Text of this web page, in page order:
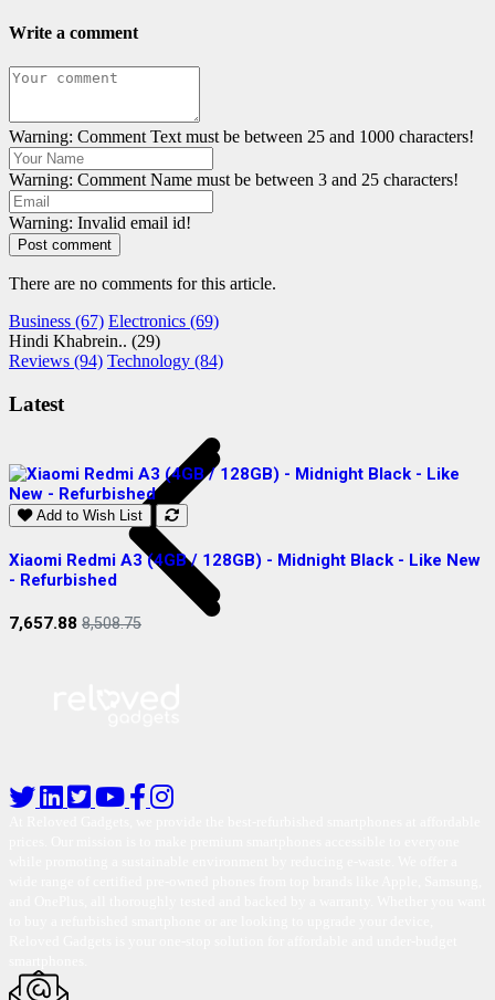
Write a comment
Warning: Comment Text must be between 25 and 1000 characters!
Warning: Comment Name must be between 3 and 25 characters!
Warning: Invalid email id!
Post comment
There are no comments for this article.
Business (67) Electronics (69)
Hindi Khabrein.. (29)
Reviews (94) Technology (84)
Latest
Add to Wish List
Xiaomi Redmi A3 (4GB / 128GB) - Midnight Black - Like New
- Refurbished
7,657.88 8,508.75